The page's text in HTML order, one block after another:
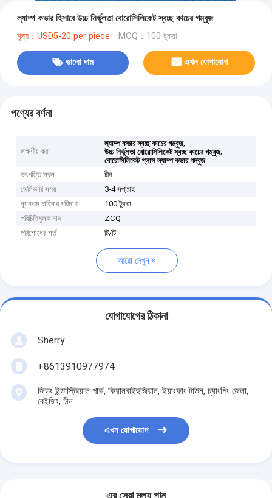
ল্যাম্প কভার হিসাবে উচ্চ নির্ভুলতা বোরোসিলিকেট স্বচ্ছ কাচের গম্বুজ
মূল্য：USD5-20 per piece MOQ：100 টুকরা
ভালো দাম এখন যোগাযোগ
পণ্যের বর্ণনা
লক্ষণীয় করা
ল্যাম্প কভার স্বচ্ছ কাচের গম্বুজ,
উচ্চ নির্ভুলতা বোরোসিলিকেট স্বচ্ছ কাচের গম্বুজ,
বোরোসিলিকেট গ্লাস ল্যাম্প কভার গম্বুজ
উৎপত্তি স্থল
চীন
ডেলিভারি সময়
3-4 সপ্তাহ
ন্যূনতম চাহিদার পরিমাণ
100 টুকরা
পরিচিতিমুলক নাম
ZCQ
পরিশোধের শর্ত
টি/টি
আরো দেখুন
যোগাযোগের ঠিকানা
Sherry
+8613910977974
জিডং ইন্ডাস্ট্রিয়াল পার্ক, কিয়ানবাইহুজিয়ান, ইয়াংফাং টাউন, চ্যাংপিং জেলা,
বেইজিং, চীন
এখন যোগাযোগ